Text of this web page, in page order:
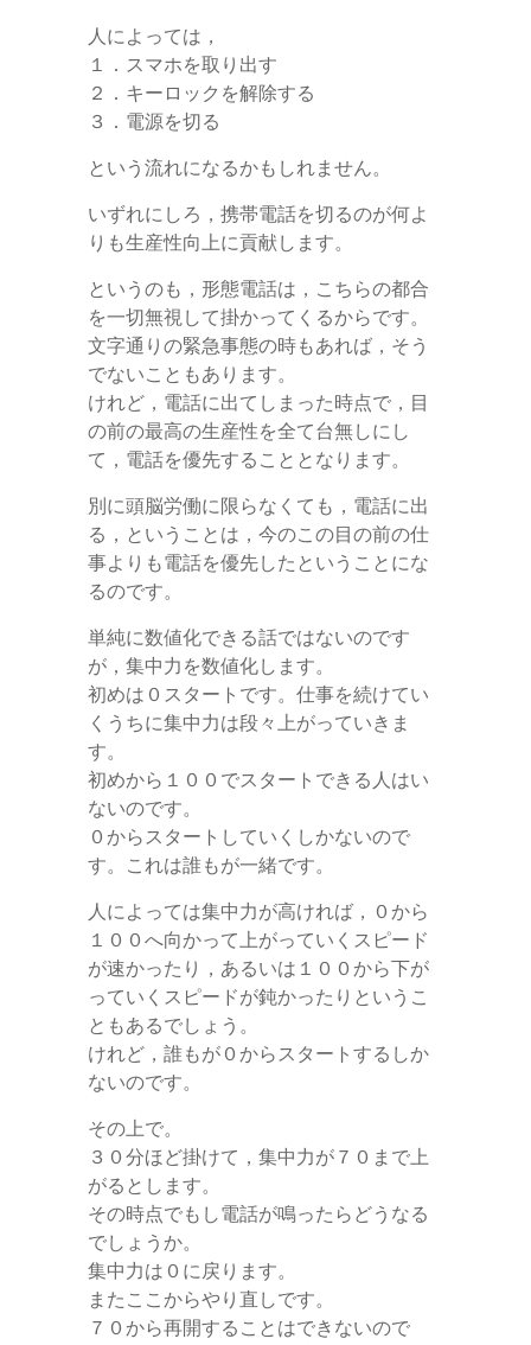
人によっては，
１．スマホを取り出す
２．キーロックを解除する
３．電源を切る
という流れになるかもしれません。
いずれにしろ，携帯電話を切るのが何よ
りも生産性向上に貢献します。
というのも，形態電話は，こちらの都合
を一切無視して掛かってくるからです。
文字通りの緊急事態の時もあれば，そう
でないこともあります。
けれど，電話に出てしまった時点で，目
の前の最高の生産性を全て台無しにし
て，電話を優先することとなります。
別に頭脳労働に限らなくても，電話に出
る，ということは，今のこの目の前の仕
事よりも電話を優先したということにな
るのです。
単純に数値化できる話ではないのです
が，集中力を数値化します。
初めは０スタートです。仕事を続けてい
くうちに集中力は段々上がっていきま
す。
初めから１００でスタートできる人はい
ないのです。
０からスタートしていくしかないので
す。これは誰もが一緒です。
人によっては集中力が高ければ，０から
１００へ向かって上がっていくスピード
が速かったり，あるいは１００から下が
っていくスピードが鈍かったりというこ
ともあるでしょう。
けれど，誰もが０からスタートするしか
ないのです。
その上で。
３０分ほど掛けて，集中力が７０まで上
がるとします。
その時点でもし電話が鳴ったらどうなる
でしょうか。
集中力は０に戻ります。
またここからやり直しです。
７０から再開することはできないので